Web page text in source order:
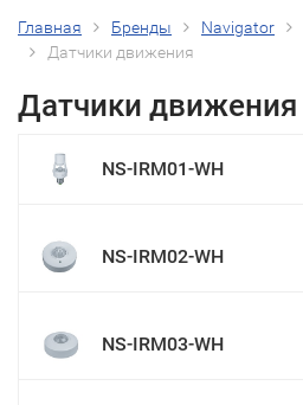
Главная Бренды Navigator
Датчики движения
Датчики движения
NS-IRM01-WH
NS-IRM02-WH
NS-IRM03-WH